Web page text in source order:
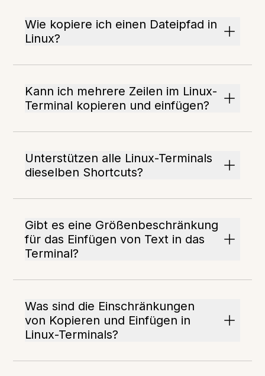
Wie kopiere ich einen Dateipfad in
Linux?
Kann ich mehrere Zeilen im Linux-
Terminal kopieren und einfügen?
Unterstützen alle Linux-Terminals
dieselben Shortcuts?
Gibt es eine Größenbeschränkung
für das Einfügen von Text in das
Terminal?
Was sind die Einschränkungen
von Kopieren und Einfügen in
Linux-Terminals?